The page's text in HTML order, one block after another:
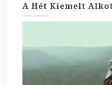
A Hét Kiemelt